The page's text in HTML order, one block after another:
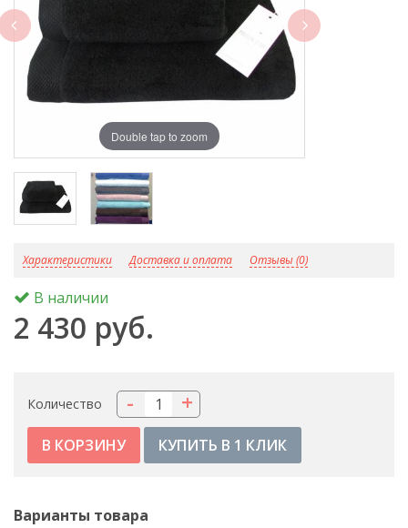
Double tap to zoom
Характеристики Доставка и оплата Отзывы (0)
В наличии
2 430 руб.
Количество +
-
КУПИТЬ В 1 КЛИК
Варианты товара